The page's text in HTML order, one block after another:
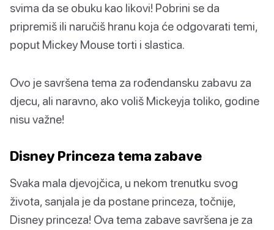
svima da se obuku kao likovi! Pobrini se da
pripremiš ili naručiš hranu koja će odgovarati temi,
poput Mickey Mouse torti i slastica.
Ovo je savršena tema za rođendansku zabavu za
djecu, ali naravno, ako voliš Mickeyja toliko, godine
nisu važne!
Disney Princeza tema zabave
Svaka mala djevojčica, u nekom trenutku svog
života, sanjala je da postane princeza, točnije,
Disney princeza! Ova tema zabave savršena je za